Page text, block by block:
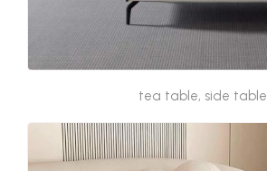
tea table, side table